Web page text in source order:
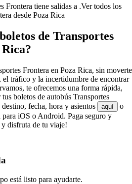
Frontera tiene salidas a .Ver todos los
desde Poza Rica
de Transportes
Frontera en Poza Rica, sin moverte
el tráfico y la incertidumbre de encontrar
te ofrecemos una forma rápida,
boletos de autobús Transportes
fecha, hora y asientos
aquí
o
para iOS o Android. Paga seguro y
disfruta de tu viaje!
está listo para ayudarte.